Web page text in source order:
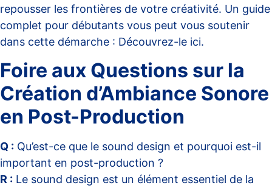
repousser les frontières de votre créativité. Un guide
complet pour débutants vous peut vous soutenir
dans cette démarche : Découvrez-le ici.
Foire aux Questions sur la
Création d’Ambiance Sonore
en Post-Production
Q : Qu’est-ce que le sound design et pourquoi est-il
important en post-production ?
R : Le sound design est un élément essentiel de la